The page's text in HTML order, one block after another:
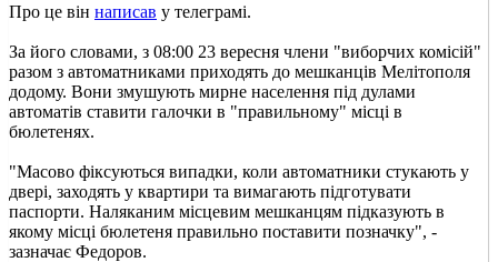
Про це він написав у телеграмі.
За його словами, з 08:00 23 вересня члени "виборчих комісій"
разом з автоматниками приходять до мешканців Мелітополя
додому. Вони змушують мирне населення під дулами
автоматів ставити галочки в "правильному" місці в
бюлетенях.
"Масово фіксуються випадки, коли автоматники стукають у
двері, заходять у квартири та вимагають підготувати
паспорти. Наляканим місцевим мешканцям підказують в
якому місці бюлетеня правильно поставити позначку", -
зазначає Федоров.